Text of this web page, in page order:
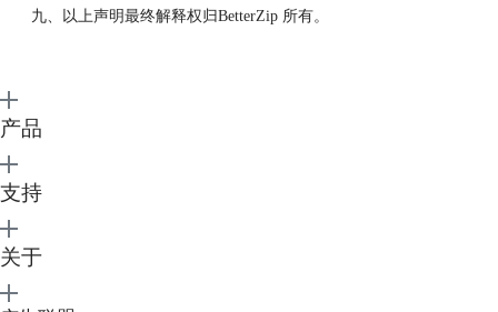
九、以上声明最终解释权归BetterZip 所有。
产品
支持
关于